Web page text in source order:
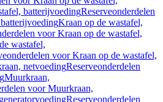
batterijvoedingReserveonderdelen
Kraan op de wastafel,
voor Kraan op de wastafel,
wastafel,
voor Kraan op de wastafel,
netvoedingReserveonderdelen
Muurkraan,
voor Muurkraan,
Reserveonderdelen